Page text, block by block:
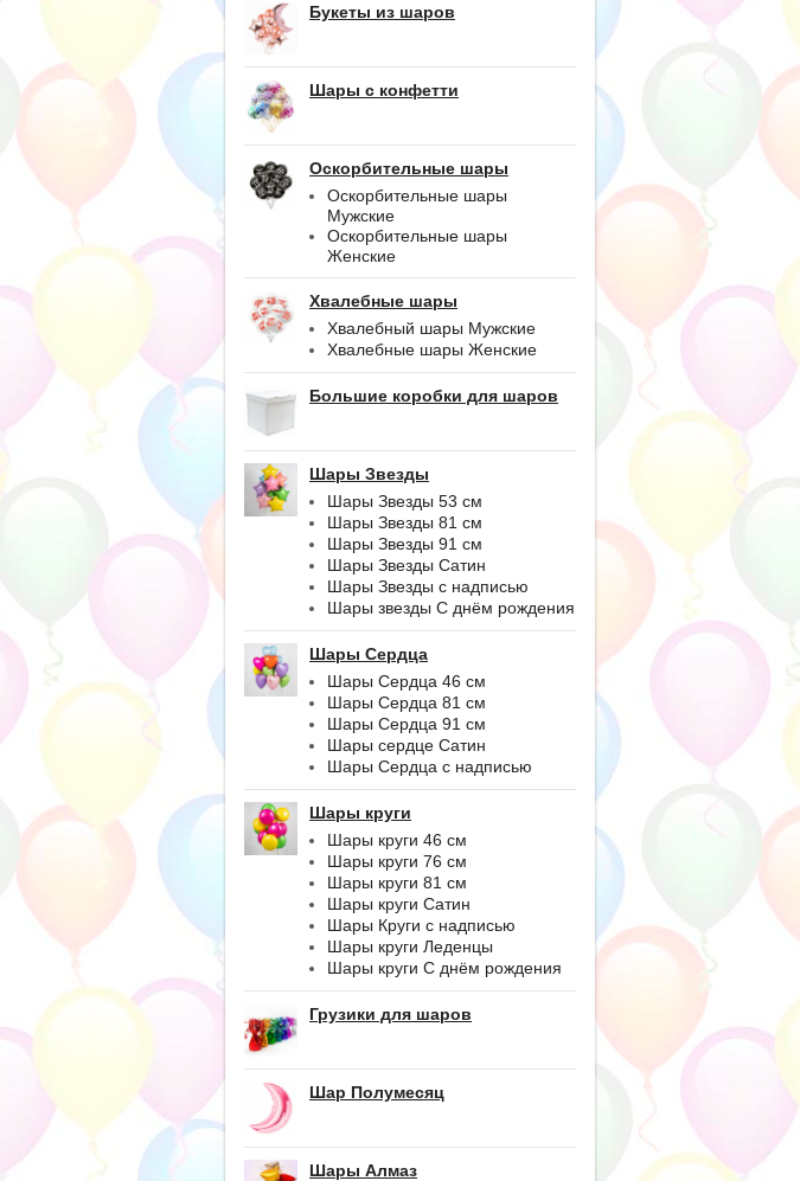
Букеты из шаров
Шары с конфетти
Оскорбительные шары
Оскорбительные шары
Мужские
Оскорбительные шары
Женские
Хвалебные шары
Хвалебный шары Мужские
Хвалебные шары Женские
Большие коробки для шаров
Шары Звезды
Шары Звезды 53 см
Шары Звезды 81 см
Шары Звезды 91 см
Шары Звезды Сатин
Шары Звезды с надписью
Шары звезды С днём рождения
Шары Сердца
Шары Сердца 46 см
Шары Сердца 81 см
Шары Сердца 91 см
Шары сердце Сатин
Шары Сердца с надписью
Шары круги
Шары круги 46 см
Шары круги 76 см
Шары круги 81 см
Шары круги Сатин
Шары Круги с надписью
Шары круги Леденцы
Шары круги С днём рождения
Грузики для шаров
Шар Полумесяц
Шары Алмаз